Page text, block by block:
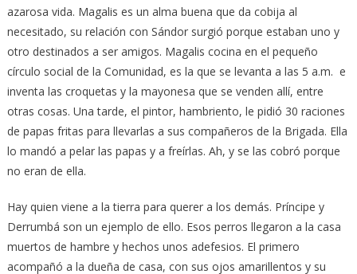
azarosa vida. Magalis es un alma buena que da cobija al
necesitado, su relación con Sándor surgió porque estaban uno y
otro destinados a ser amigos. Magalis cocina en el pequeño
círculo social de la Comunidad, es la que se levanta a las 5 a.m. e
inventa las croquetas y la mayonesa que se venden allí, entre
otras cosas. Una tarde, el pintor, hambriento, le pidió 30 raciones
de papas fritas para llevarlas a sus compañeros de la Brigada. Ella
lo mandó a pelar las papas y a freírlas. Ah, y se las cobró porque
no eran de ella.
Hay quien viene a la tierra para querer a los demás. Príncipe y
Derrumbá son un ejemplo de ello. Esos perros llegaron a la casa
muertos de hambre y hechos unos adefesios. El primero
acompañó a la dueña de casa, con sus ojos amarillentos y su